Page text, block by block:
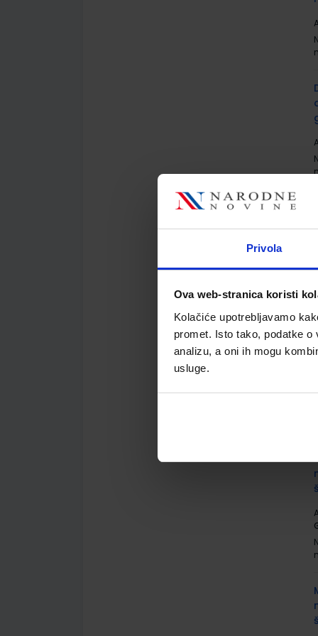
Privola
Ova web-stranica koristi
Kolačiće upotrebljavamo
promet. Isto tako, podatke
analizu, a oni ih mogu
usluge.